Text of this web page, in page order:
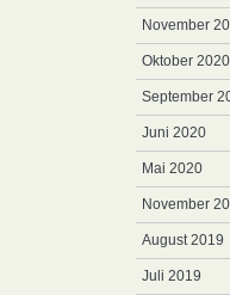
November
Oktober 2020
September
Juni 2020
Mai 2020
November
August 2019
Juli 2019